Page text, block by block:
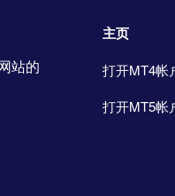
站的
主页
打开MT4帐
打开MT5帐